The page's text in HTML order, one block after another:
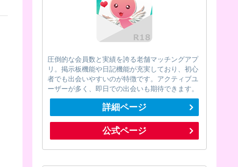
圧倒的な会員数と実績を誇る老舗マッチングアプ
リ。掲示板機能や日記機能が充実しており、初心
者でも出会いやすいのが特徴です。アクティブユ
ーザーが多く、即日での出会いも期待できます。
詳細ページ
公式ページ